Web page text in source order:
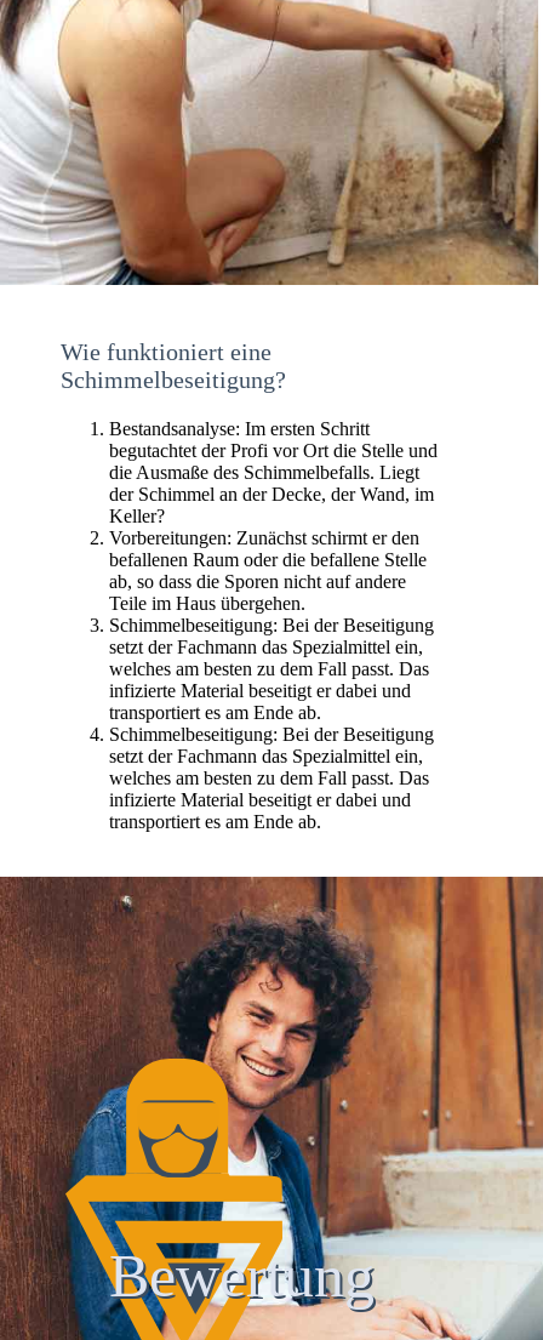
Wie funktioniert eine
Schimmelbeseitigung?
Bestandsanalyse: Im ersten Schritt
begutachtet der Profi vor Ort die Stelle und
die Ausmaße des Schimmelbefalls. Liegt
der Schimmel an der Decke, der Wand, im
Keller?
Vorbereitungen: Zunächst schirmt er den
befallenen Raum oder die befallene Stelle
ab, so dass die Sporen nicht auf andere
Teile im Haus übergehen.
Schimmelbeseitigung: Bei der Beseitigung
setzt der Fachmann das Spezialmittel ein,
welches am besten zu dem Fall passt. Das
infizierte Material beseitigt er dabei und
transportiert es am Ende ab.
Schimmelbeseitigung: Bei der Beseitigung
setzt der Fachmann das Spezialmittel ein,
welches am besten zu dem Fall passt. Das
infizierte Material beseitigt er dabei und
transportiert es am Ende ab.
Bewertung